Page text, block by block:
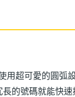
用超可愛的圓弧
的號碼就能快